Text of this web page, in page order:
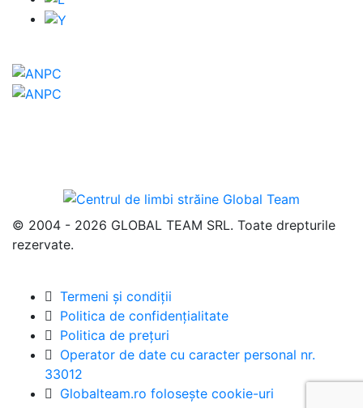
© 2004 - 2026 GLOBAL TEAM SRL. Toate drepturile
rezervate.
Termeni și condiții
Politica de confidențialitate
Politica de prețuri
Operator de date cu caracter personal nr.
33012
Globalteam.ro folosește cookie-uri